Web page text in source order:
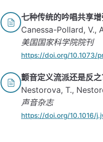
七种传统的吟唱共享
Canessa-Pollard, V.,
美国国家科学院院刊
https://doi.org/10.1073/
颤音定义流派还是反
Nestorova, T.,
声音杂志
https://doi.org/10.1016/